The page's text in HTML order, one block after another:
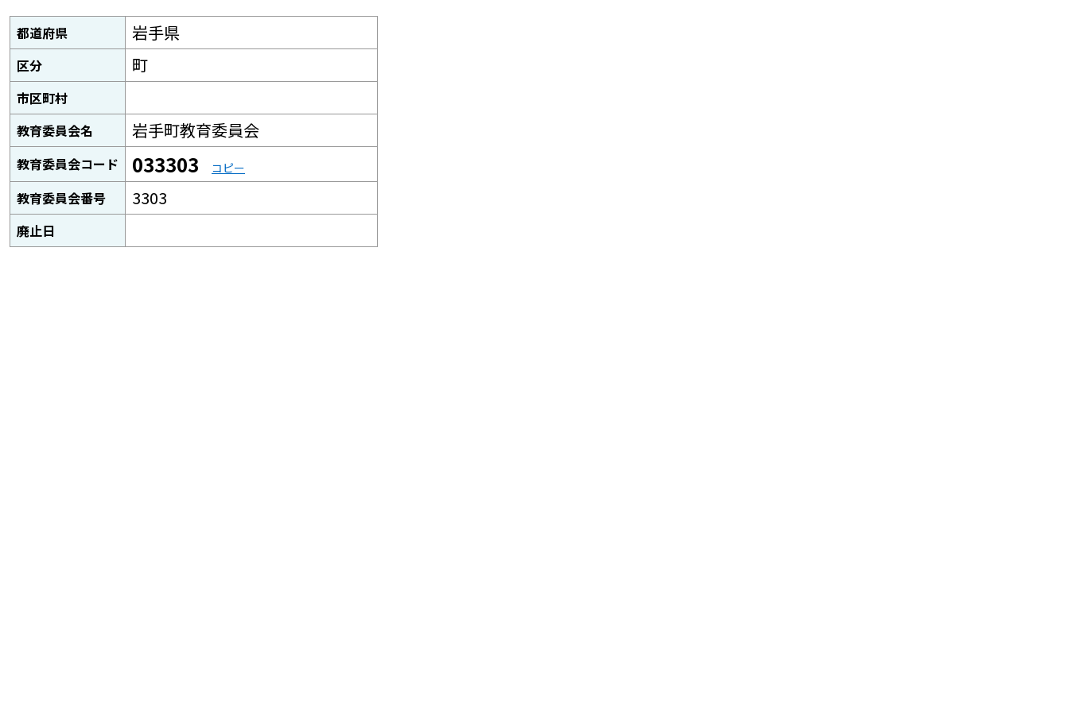
都道府県 岩手県
区分 町
市区町村
教育委員会名
岩手町教育委員会
教育委員会コード 033303 コピー
教育委員会番号 3303
廃止日